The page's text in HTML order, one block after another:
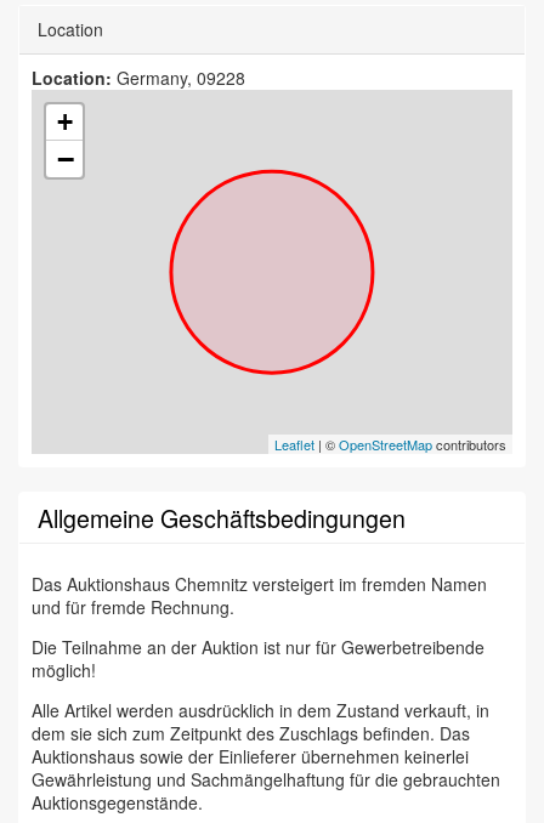
Location
Location: Germany, 09228
+
−
Leaflet | ©OpenStreetMapcontributors
Allgemeine Geschäftsbedingungen
Das Auktionshaus Chemnitz versteigert im fremden Namen
und für fremde Rechnung.
Die Teilnahme an der Auktion ist nur für Gewerbetreibende
möglich!
Alle Artikel werden ausdrücklich in dem Zustand verkauft, in
dem sie sich zum Zeitpunkt des Zuschlags befinden. Das
Auktionshaus sowie der Einlieferer übernehmen keinerlei
Gewährleistung und Sachmängelhaftung für die gebrauchten
Auktionsgegenstände.